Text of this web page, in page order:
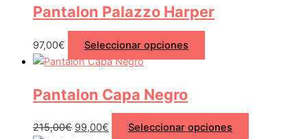
Pantalon Palazzo Harper
97,00€ Seleccionar opciones
Pantalon Capa Negro
215,00€ 99,00€ Seleccionar opciones